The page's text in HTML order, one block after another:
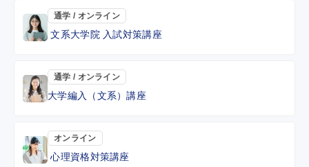
通学 / オンライン
文系大学院 入試対策講座
通学 / オンライン
大学編入（文系）講座
オンライン
心理資格対策講座